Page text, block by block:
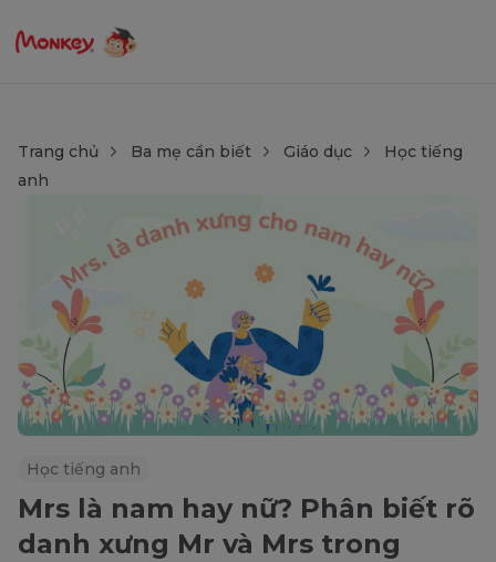
Trang chủ Ba mẹ cần biết Giáo dục
Học tiếng
anh
Học tiếng anh
Mrs là nam hay nữ? Phân biết rõ
danh xưng Mr và Mrs trong